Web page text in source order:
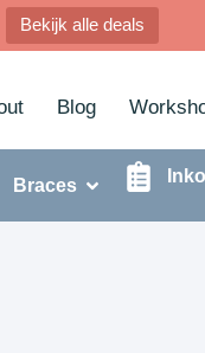
Bekijk alle deals
Blog
Braces